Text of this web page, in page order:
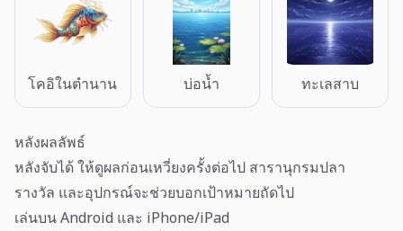
โคอิในตำนาน บ่อน้ำ ทะเลสาบ
หลังผลลัพธ์
หลังจับได้ ให้ดูผลก่อนเหวี่ยงครั้งต่อไป สารานุกรมปลา
รางวัล และอุปกรณ์จะช่วยบอกเป้าหมายถัดไป
เล่นบน Android และ iPhone/iPad